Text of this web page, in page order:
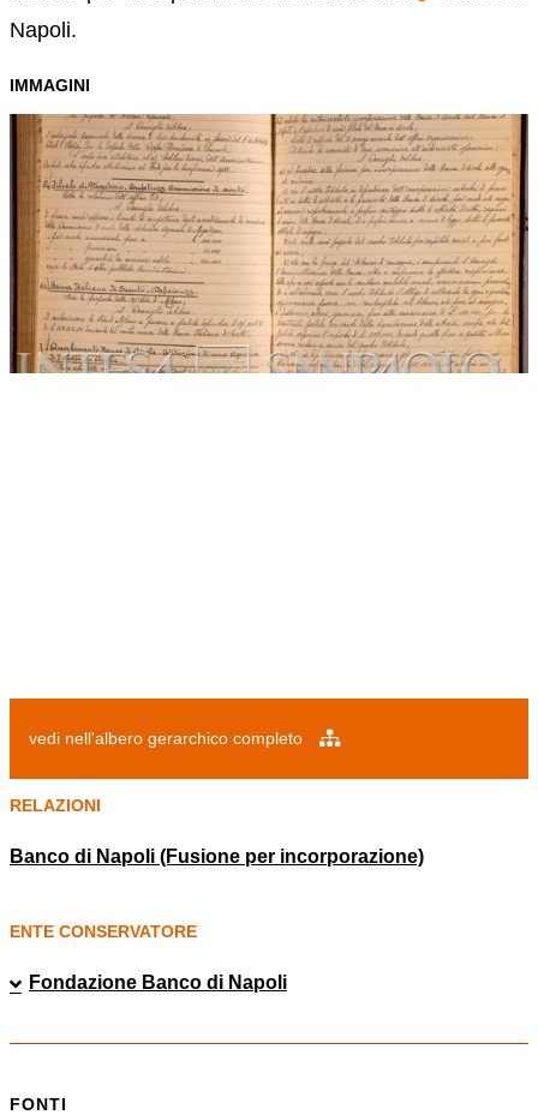
Napoli.
IMMAGINI
vedi nell'albero gerarchico completo
RELAZIONI
Banco di Napoli (Fusione per incorporazione)
ENTE CONSERVATORE
Fondazione Banco di Napoli
FONTI